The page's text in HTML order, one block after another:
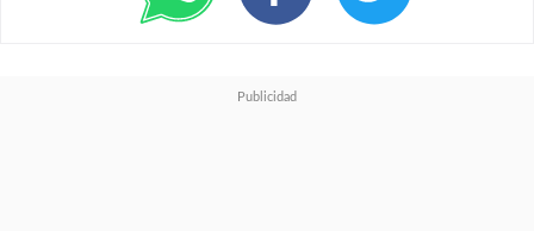
de contingencia: prescindir
de Kang y que otro